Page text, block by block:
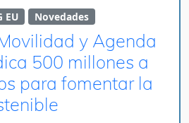
EU Novedades
y Agenda
500 millones a
para fomentar la